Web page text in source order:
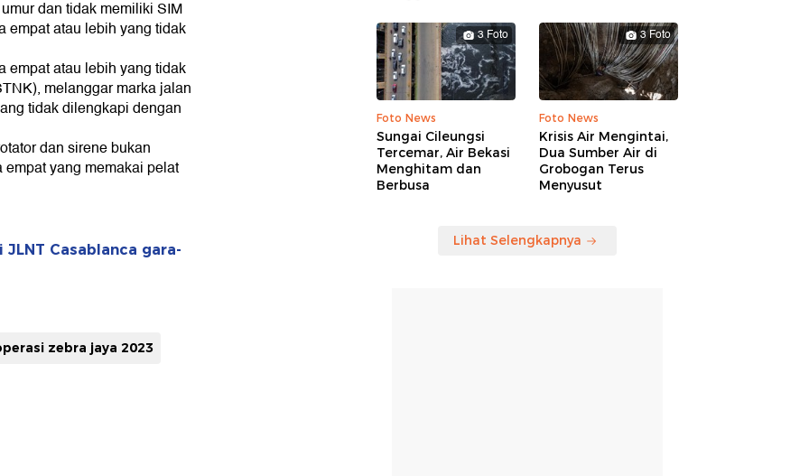
dan tidak memiliki SIM
empat atau lebih yang tidak
empat atau lebih yang tidak
melanggar marka jalan
tidak dilengkapi dengan
dan sirene bukan
yang memakai pelat
Casablanca gara-
zebra jaya 2023
3 Foto
Foto News
Sungai Cileungsi
Tercemar, Air Bekasi
Menghitam dan
Berbusa
3 Foto
Foto News
Krisis Air Mengintai,
Dua Sumber Air di
Grobogan Terus
Menyusut
Lihat Selengkapnya